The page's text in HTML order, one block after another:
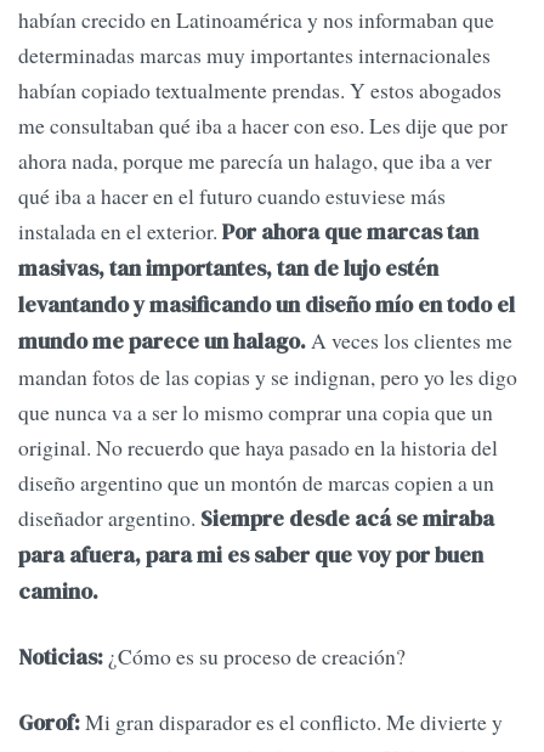
habían crecido en Latinoamérica y nos informaban que
determinadas marcas muy importantes internacionales
habían copiado textualmente prendas. Y estos abogados
me consultaban qué iba a hacer con eso. Les dije que por
ahora nada, porque me parecía un halago, que iba a ver
qué iba a hacer en el futuro cuando estuviese más
instalada en el exterior. Por ahora que marcas tan
masivas, tan importantes, tan de lujo estén
levantando y masificando un diseño mío en todo el
mundo me parece un halago.A veces los clientes me
mandan fotos de las copias y se indignan, pero yo les digo
que nunca va a ser lo mismo comprar una copia que un
original. No recuerdo que haya pasado en la historia del
diseño argentino que un montón de marcas copien a un
diseñador argentino. Siempre desde acá se miraba
para afuera, para mi es saber que voy por buen
camino.
Noticias: ¿Cómo es su proceso de creación?
Gorof:Mi gran disparador es el conflicto. Me divierte y